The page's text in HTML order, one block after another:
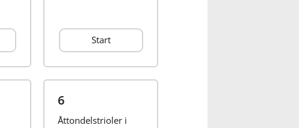
Start
6
Åttondelstrioler i